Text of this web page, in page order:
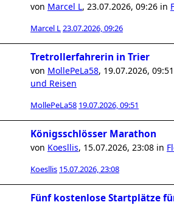
von Marcel L, 23.07.2026, 09:26 in
Marcel L23.07.2026, 09:26
Tretrollerfahrerin in Trier
von MollePeLa58, 19.07.2026, 09:51
und Reisen
MollePeLa58 19.07.2026, 09:51
Königsschlösser Marathon
von Koesllis, 15.07.2026, 23:08 in
Koesllis 15.07.2026, 23:08
Fünf kostenlose Startplätze